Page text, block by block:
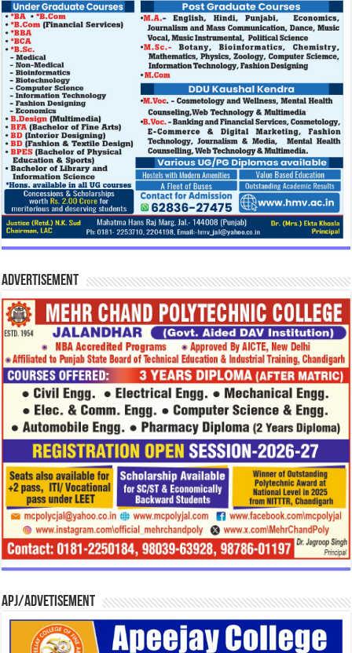
Advertisement
APJ/Advetisement